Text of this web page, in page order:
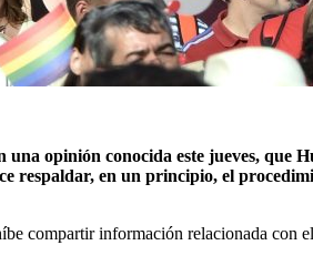
opinión conocida este jueves, que
respaldar, en un principio, el
compartir información relacionada con